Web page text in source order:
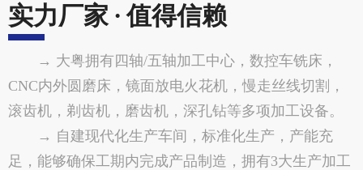
实力厂家 · 值得信赖
→ 大粤拥有四轴/五轴加工中心，数控车铣床，
CNC内外圆磨床，镜面放电火花机，慢走丝线切割，
滚齿机，剃齿机，磨齿机，深孔钻等多项加工设备。
→ 自建现代化生产车间，标准化生产，产能充
足，能够确保工期内完成产品制造，拥有3大生产加工